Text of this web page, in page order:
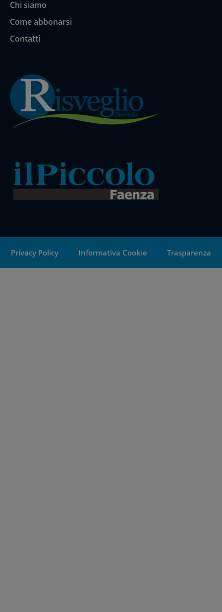
Chi siamo
Come abbonarsi
Contatti
Privacy Policy Informativa Cookie Trasparenza